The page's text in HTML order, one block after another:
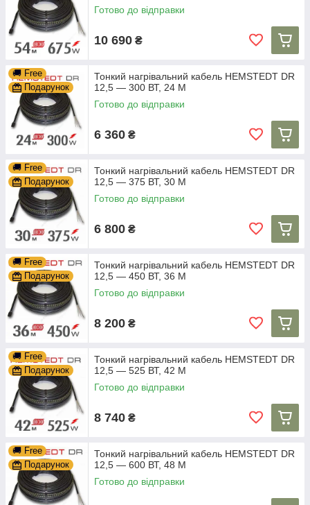
Готово до відправки
10 690 ₴
🚚 Free
Подарунок
Тонкий нагрівальний кабель HEMSTEDT DR
12,5 — 300 ВТ, 24 М
Готово до відправки
6 360 ₴
🚚 Free
Подарунок
Тонкий нагрівальний кабель HEMSTEDT DR
12,5 — 375 ВТ, 30 М
Готово до відправки
6 800 ₴
🚚 Free
Подарунок
Тонкий нагрівальний кабель HEMSTEDT DR
12,5 — 450 ВТ, 36 М
Готово до відправки
8 200 ₴
🚚 Free
Подарунок
Тонкий нагрівальний кабель HEMSTEDT DR
12,5 — 525 ВТ, 42 М
Готово до відправки
8 740 ₴
🚚 Free
Подарунок
Тонкий нагрівальний кабель HEMSTEDT DR
12,5 — 600 ВТ, 48 М
Готово до відправки